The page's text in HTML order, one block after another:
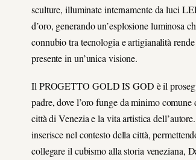
sculture, illuminate internamente da luci
d’oro, generando un’esplosione luminosa
connubio tra tecnologia e artigianalità
presente in un’unica visione.
Il PROGETTO GOLD IS GOD è il
padre, dove l’oro funge da minimo
città di Venezia e la vita artistica
inserisce nel contesto della città,
collegare il cubismo alla storia veneziana,